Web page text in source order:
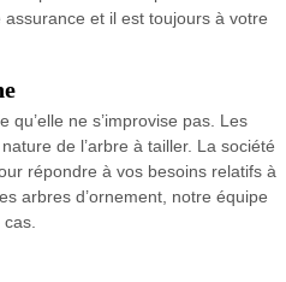
et il est toujours à votre
qu’elle ne s’improvise pas. Les
de l’arbre à tailler. La société
répondre à vos besoins relatifs à
arbres d’ornement, notre équipe
cas.